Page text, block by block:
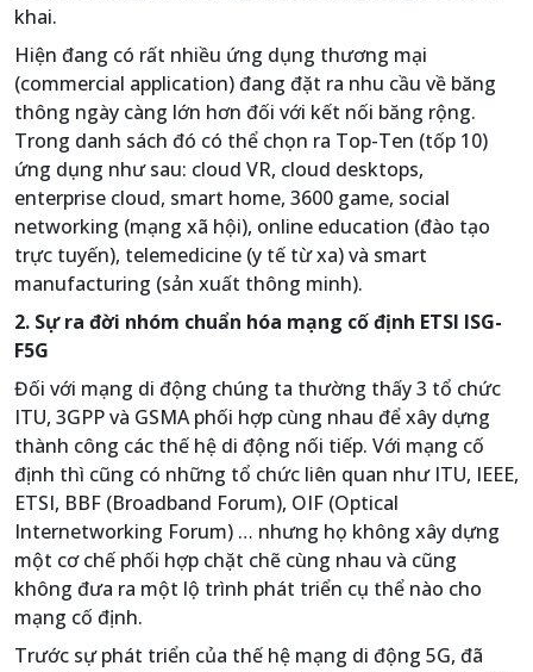
khai.
Hiện đang có rất nhiều ứng dụng thương mại
(commercial application) đang đặt ra nhu cầu về băng
thông ngày càng lớn hơn đối với kết nối băng rộng.
Trong danh sách đó có thể chọn ra Top-Ten (tốp 10)
ứng dụng như sau: cloud VR, cloud desktops,
enterprise cloud, smart home, 3600 game, social
networking (mạng xã hội), online education (đào tạo
trực tuyến), telemedicine (y tế từ xa) và smart
manufacturing (sản xuất thông minh).
2. Sự ra đời nhóm chuẩn hóa mạng cố định ETSI ISG-
F5G
Đối với mạng di động chúng ta thường thấy 3 tổ chức
ITU, 3GPP và GSMA phối hợp cùng nhau để xây dựng
thành công các thế hệ di động nối tiếp. Với mạng cố
định thì cũng có những tổ chức liên quan như ITU, IEEE,
ETSI, BBF (Broadband Forum), OIF (Optical
Internetworking Forum) … nhưng họ không xây dựng
một cơ chế phối hợp chặt chẽ cùng nhau và cũng
không đưa ra một lộ trình phát triển cụ thể nào cho
mạng cố định.
Trước sự phát triển của thế hệ mạng di động 5G, đã